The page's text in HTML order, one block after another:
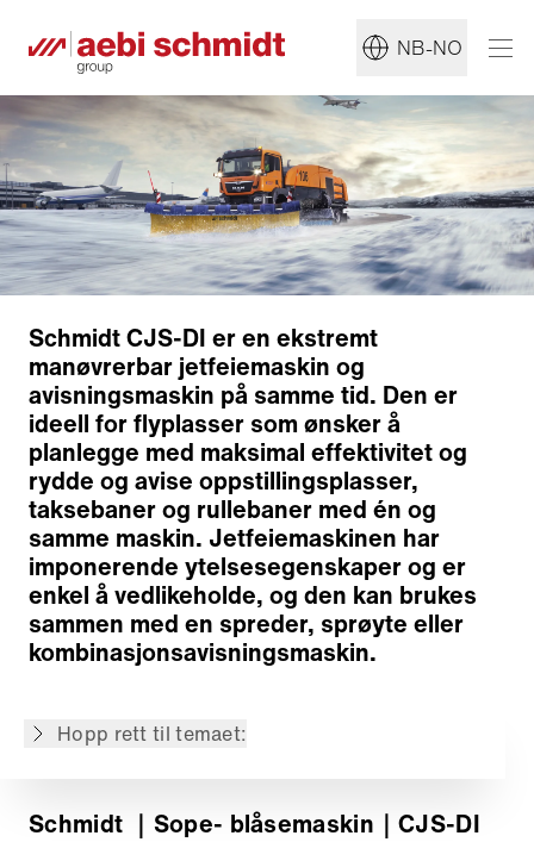
NB-NO
Schmidt CJS-DI er en ekstremt
manøvrerbar jetfeiemaskin og
avisningsmaskin på samme tid. Den er
ideell for flyplasser som ønsker å
planlegge med maksimal effektivitet og
rydde og avise oppstillingsplasser,
taksebaner og rullebaner med én og
samme maskin. Jetfeiemaskinen har
imponerende ytelsesegenskaper og er
enkel å vedlikeholde, og den kan brukes
sammen med en spreder, sprøyte eller
kombinasjonsavisningsmaskin.
Hopp rett til temaet:
Ryddeprosess
Snøplog
Børste
Vifteenhet
Påmontert spreder
Transportkjøretøy
Drivverk
Bevegelseskontroll
Tilbake til oversikten
Schmidt ｜Sope- blåsemaskin ｜CJS-DI